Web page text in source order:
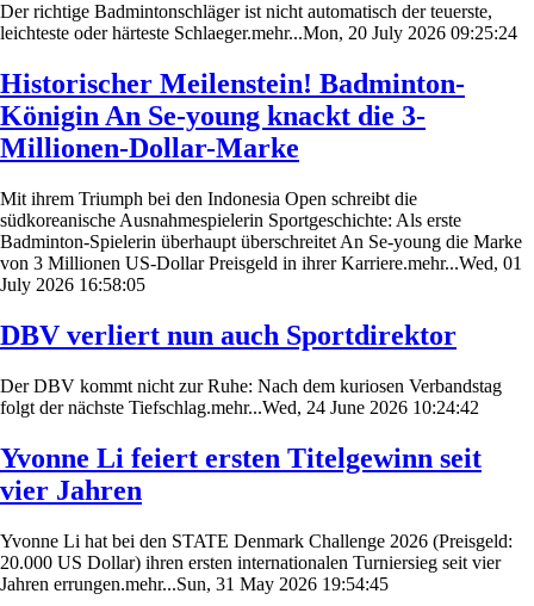
Der richtige Badmintonschläger ist nicht automatisch der teuerste,
leichteste oder härteste Schlaeger.mehr...Mon, 20 July 2026 09:25:24
Historischer Meilenstein! Badminton-
Königin An Se-young knackt die 3-
Millionen-Dollar-Marke
Mit ihrem Triumph bei den Indonesia Open schreibt die
südkoreanische Ausnahmespielerin Sportgeschichte: Als erste
Badminton-Spielerin überhaupt überschreitet An Se-young die Marke
von 3 Millionen US-Dollar Preisgeld in ihrer Karriere.mehr...Wed, 01
July 2026 16:58:05
DBV verliert nun auch Sportdirektor
Der DBV kommt nicht zur Ruhe: Nach dem kuriosen Verbandstag
folgt der nächste Tiefschlag.mehr...Wed, 24 June 2026 10:24:42
Yvonne Li feiert ersten Titelgewinn seit
vier Jahren
Yvonne Li hat bei den STATE Denmark Challenge 2026 (Preisgeld:
20.000 US Dollar) ihren ersten internationalen Turniersieg seit vier
Jahren errungen.mehr...Sun, 31 May 2026 19:54:45